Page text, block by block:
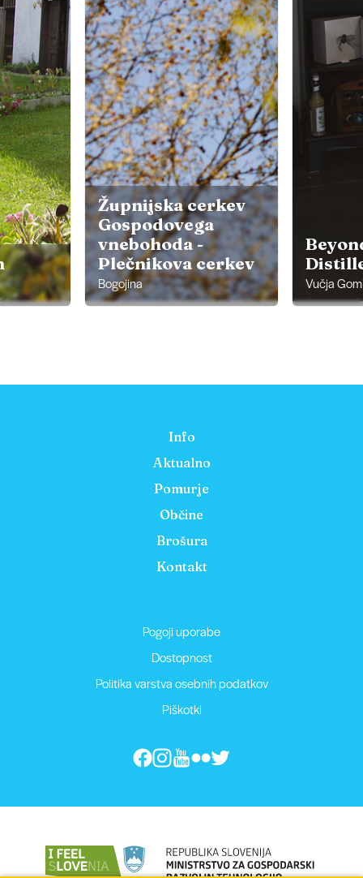
Župnijska cerkev
Gospodovega
vnebohoda -
Plečnikova cerkev
Bogojina Vučja
Info
Aktualno
Pomurje
Občine
Brošura
Kontakt
Pogoji uporabe
Dostopnost
Politika varstva osebnih podatkov
Piškotki